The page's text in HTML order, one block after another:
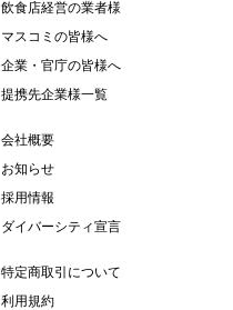
飲食店経営の業者様
マスコミの皆様へ
企業・官庁の皆様へ
提携先企業様一覧
会社概要
お知らせ
採用情報
ダイバーシティ宣言
特定商取引について
利用規約